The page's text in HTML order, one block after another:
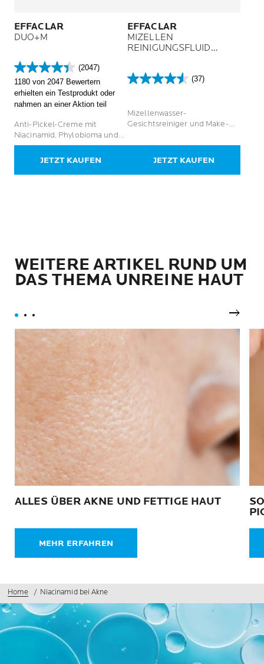
EFFACLAR
DUO+M
(2047)
4.4
von
5
Sternen.
Bewertungen
1180 von 2047 Bewertern
erhielten ein Testprodukt oder
nahmen an einer Aktion teil
Anti-Pickel-Creme mit
Niacinamid, Phylobioma und
Procerad für unreine Haut
JETZT KAUFEN
EFFACLAR
MIZELLEN
REINIGUNGSFLUID
(37)
4.6
Sternen.
37
Mizellenwasser-
Gesichtsreiniger und Make-
empfindliche Haut
JETZT KAUFEN
WEITERE ARTIKEL RUND UM
DAS THEMA UNREINE HAUT
ALLES ÜBER AKNE UND FETTIGE HAUT
MEHR ERFAHREN
Home Niacinamid bei Akne